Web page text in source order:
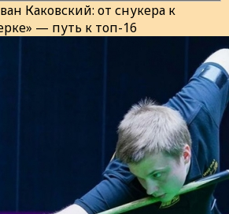
Каковский: от снукера к
— путь к топ-16